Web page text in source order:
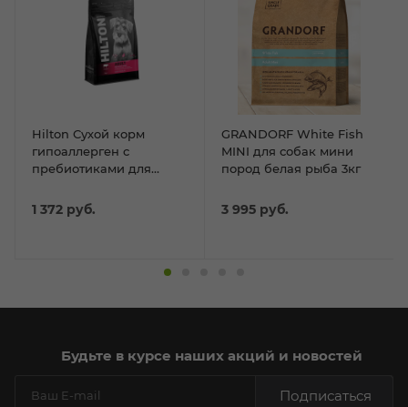
Hilton Сухой корм
гипоаллерген с
пребиотиками для
крупных пород с
говядиной 3кг
1 372 руб.
GRANDORF White Fish
MINI для собак мини
пород белая рыба 3кг
3 995 руб.
Будьте в курсе наших акций и новостей
Подписаться